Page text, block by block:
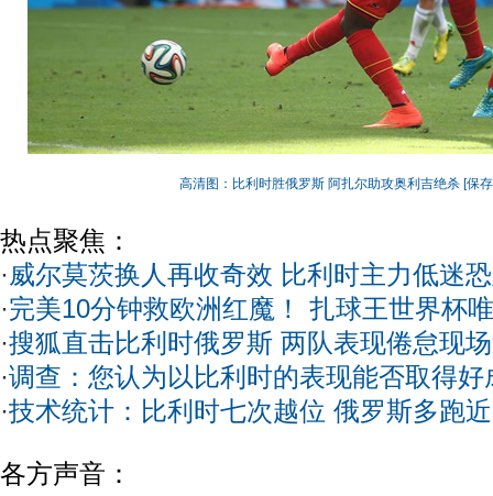
高清图：比利时胜俄罗斯 阿扎尔助攻奥利吉绝杀 [保
热点聚焦：
·威尔莫茨换人再收奇效 比利时主力低迷
·完美10分钟救欧洲红魔！ 扎球王世界杯
·搜狐直击比利时俄罗斯 两队表现倦怠现
·调查：您认为以比利时的表现能否取得好
·技术统计：比利时七次越位 俄罗斯多跑
各方声音：